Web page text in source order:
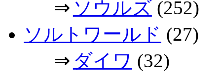
⇒ ソウルズ(252)
ソルトワールド (27)
⇒ ダイワ (32)